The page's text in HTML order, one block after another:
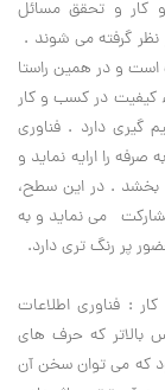
کار و تحقق مسائل
نظر گرفته می شوند .
است و در همین راستا
کیفیت در کسب و کار
گیری دارد . فناوری
را ارایه نماید و
بخشد . در این سطح،
می نماید و به
پر رنگ تری دارد.
: فناوری اطلاعات
بالاتر که حرف های
که می توان سخن آن